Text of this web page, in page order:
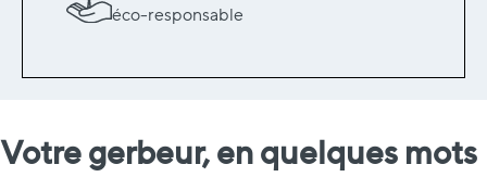
éco-responsable
Votre gerbeur, en quelques mots